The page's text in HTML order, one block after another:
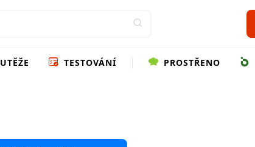
TESTOVÁNÍ PROSTŘENO